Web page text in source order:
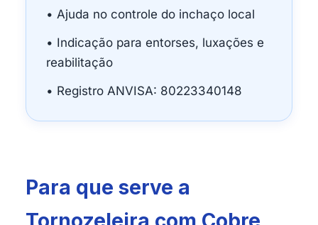
• Ajuda no controle do inchaço local
• Indicação para entorses, luxações e
reabilitação
• Registro ANVISA: 80223340148
Para que serve a